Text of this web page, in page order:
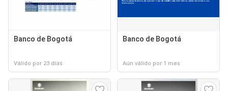
Banco de Bogotá
Válido por 23 días
Banco de Bogotá
Aún válido por 1 mes